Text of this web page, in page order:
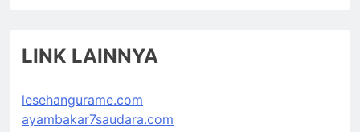
LINK LAINNYA
lesehangurame.com
ayambakar7saudara.com